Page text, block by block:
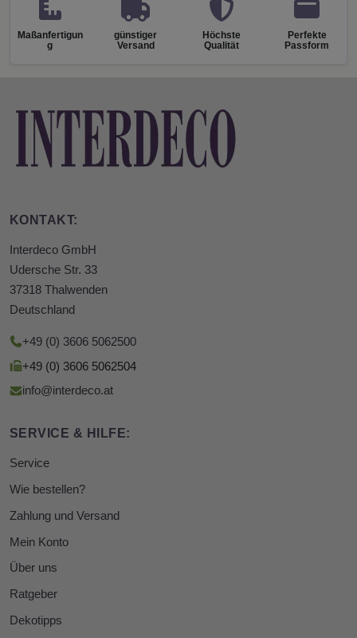
Maßanfertigun
g
günstiger
Versand
Höchste
Qualität
Perfekte
Passform
KONTAKT:
Interdeco GmbH
Udersche Str. 33
37318 Thalwenden
Deutschland
+49 (0) 3606 5062500
+49 (0) 3606 5062504
info@interdeco.at
SERVICE & HILFE:
Service
Wie bestellen?
Zahlung und Versand
Mein Konto
Über uns
Ratgeber
Dekotipps